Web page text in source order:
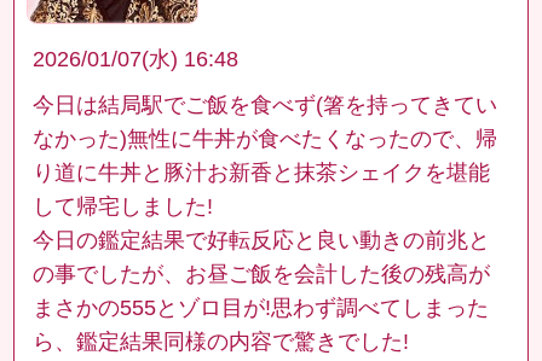
2026/01/07(水) 16:48
今日は結局駅でご飯を食べず(箸を持ってきてい
なかった)無性に牛丼が食べたくなったので、帰
り道に牛丼と豚汁お新香と抹茶シェイクを堪能
して帰宅しました!
今日の鑑定結果で好転反応と良い動きの前兆と
の事でしたが、お昼ご飯を会計した後の残高が
まさかの555とゾロ目が!思わず調べてしまった
ら、鑑定結果同様の内容で驚きでした!